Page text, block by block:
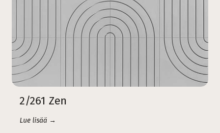
2/261 Zen
Lue lisää →